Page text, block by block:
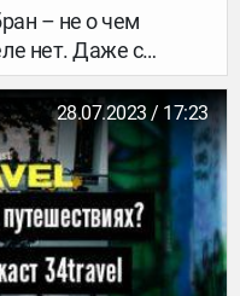
– не о чем
нет. Даже с
не хватить
почему это
в таком случае.
28.07.2023 / 17:23